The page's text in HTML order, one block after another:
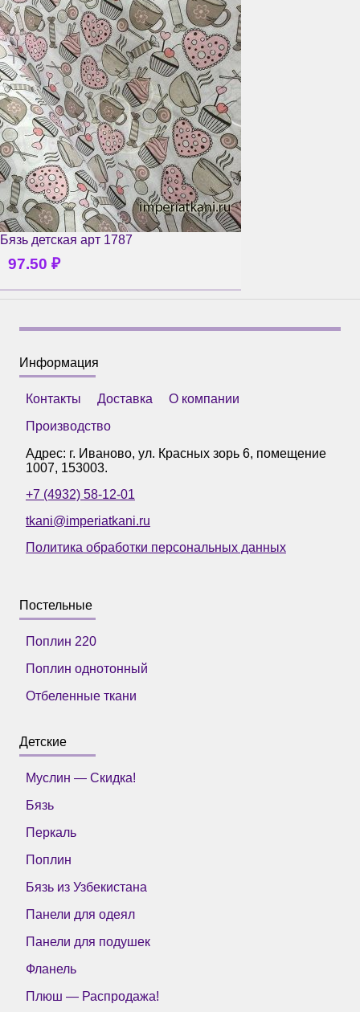
Бязь детская арт 1787
97.50 ₽
Информация
Контакты Доставка
О компании
Производство
Адрес: г. Иваново, ул. Красных зорь 6, помещение
1007, 153003.
+7 (4932) 58-12-01
tkani@imperiatkani.ru
Политика обработки персональных данных
Постельные
Поплин 220
Поплин однотонный
Отбеленные ткани
Детские
Муслин — Скидка!
Бязь
Перкаль
Поплин
Бязь из Узбекистана
Панели для одеял
Панели для подушек
Фланель
Плюш — Распродажа!